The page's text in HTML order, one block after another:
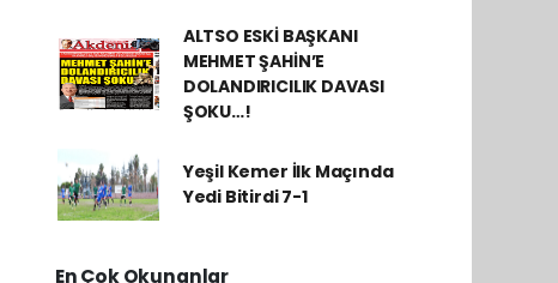
ALTSO ESKİ BAŞKANI
MEHMET ŞAHİN’E
DOLANDIRICILIK DAVASI
ŞOKU…!
Yeşil Kemer İlk Maçında
Yedi Bitirdi 7-1
En Çok Okunanlar